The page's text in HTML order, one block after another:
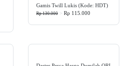
Gamis Twill Lukis (Kode: HDT)
Rp 130.000 > Rp 115.000